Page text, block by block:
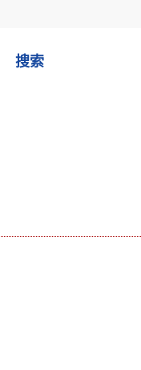
搜索